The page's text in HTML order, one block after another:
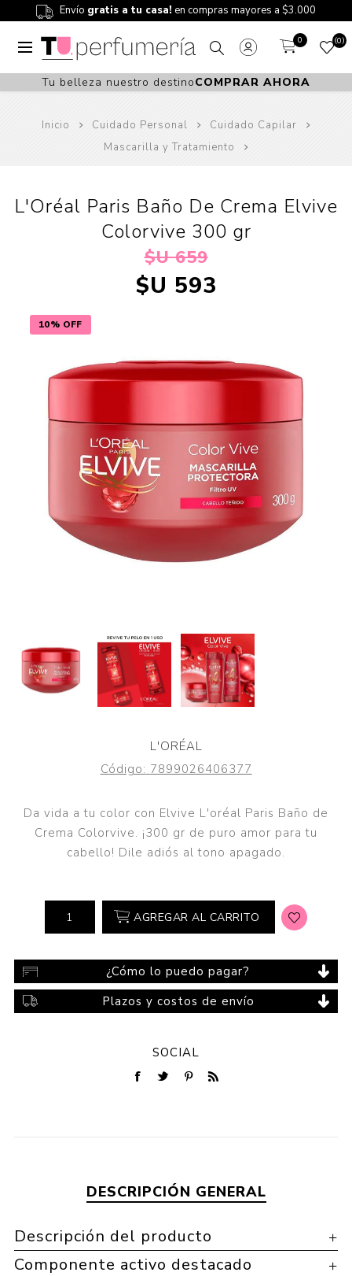
Envío gratis a tu casa! en compras mayores a $3.000
0 0
Tu belleza nuestro destinoCOMPRAR AHORA
Inicio Cuidado Personal
Cuidado Capilar
Mascarilla y Tratamiento
10% OFF
L'Oréal Paris Baño De Crema Elvive
Colorvive 300 gr
$U 659
$U 593
L'ORÉAL
Código: 7899026406377
Da vida a tu color con Elvive L'oréal Paris Baño de
Crema Colorvive. ¡300 gr de puro amor para tu
cabello! Dile adiós al tono apagado.
AGREGAR AL CARRITO
¿Cómo lo puedo pagar?
Plazos y costos de envío
SOCIAL
DESCRIPCIÓN GENERAL
Descripción del producto
Componente activo destacado